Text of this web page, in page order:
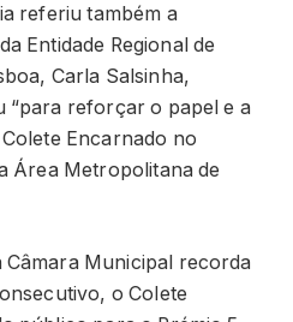
referiu também a
Entidade Regional de
Carla Salsinha,
“para reforçar o papel e a
Encarnado no
Área Metropolitana de
Municipal recorda
o Colete